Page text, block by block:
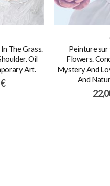
The Grass.
Oil
Art.
€
Peinture
Flowers.
Mystery And
And